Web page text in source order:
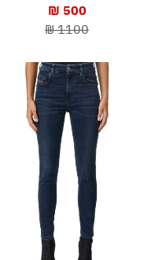
500 ₪
1100 ₪